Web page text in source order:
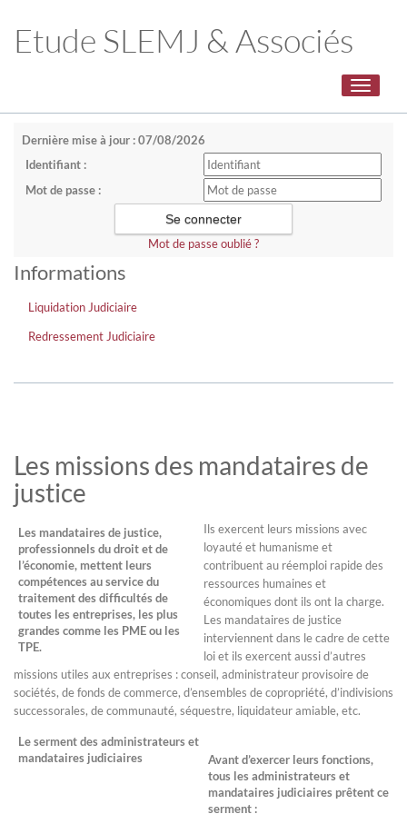
Etude SLEMJ & Associés
Toggle
Dernière mise à jour : 07/08/2026
Identifiant :
Mot de passe :
Mot de passe oublié ?
Informations
Liquidation Judiciaire
Redressement Judiciaire
Les missions des mandataires de
justice
Les mandataires de justice,
professionnels du droit et de
l’économie, mettent leurs
compétences au service du
traitement des difficultés de
toutes les entreprises, les plus
grandes comme les PME ou les
TPE.
Ils exercent leurs missions avec
loyauté et humanisme et
contribuent au réemploi rapide des
ressources humaines et
économiques dont ils ont la charge.
Les mandataires de justice
interviennent dans le cadre de cette
loi et ils exercent aussi d’autres
missions utiles aux entreprises : conseil, administrateur provisoire de
sociétés, de fonds de commerce, d’ensembles de copropriété, d’indivisions
successorales, de communauté, séquestre, liquidateur amiable, etc.
Le serment des administrateurs et
mandataires judiciaires
Avant d’exercer leurs fonctions,
tous les administrateurs et
mandataires judiciaires prêtent ce
serment :